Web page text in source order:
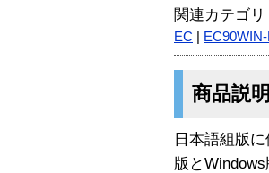
関連カテゴリ
EC
商品説明
日本語組版
版と